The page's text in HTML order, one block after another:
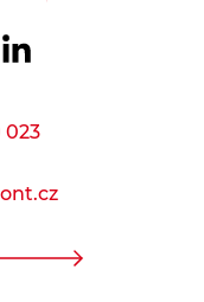
023